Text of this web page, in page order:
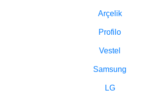
Arçelik
Profilo
Vestel
Samsung
LG